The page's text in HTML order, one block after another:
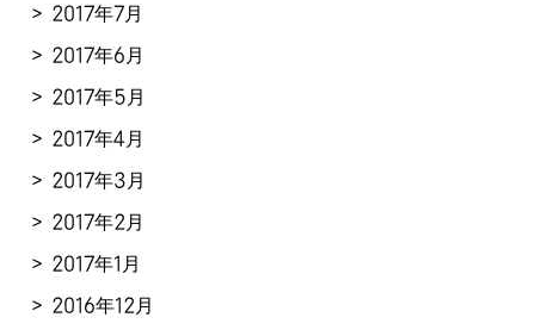
2017年7月
2017年6月
2017年5月
2017年4月
2017年3月
2017年2月
2017年1月
2016年12月